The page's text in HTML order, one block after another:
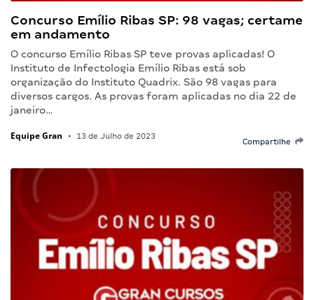
Concurso Emílio Ribas SP: 98 vagas; certame
em andamento
O concurso Emílio Ribas SP teve provas aplicadas! O
Instituto de Infectologia Emílio Ribas está sob
organização do Instituto Quadrix. São 98 vagas para
diversos cargos. As provas foram aplicadas no dia 22 de
janeiro…
Equipe Gran • 13 de Julho de 2023
Compartilhe